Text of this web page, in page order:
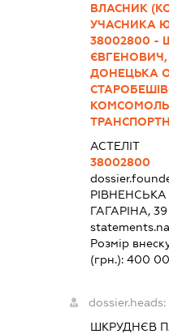
ВЛАСНИК
УЧАСНИКА
38002800 -
ЄВГЕНОВИЧ,
ДОНЕЦЬКА
АСТЕЛІТ
38002800
ГАГАРІНА, 39
Розмір
(грн.): 400
dossier.heads:
ШКРУДНЄВ